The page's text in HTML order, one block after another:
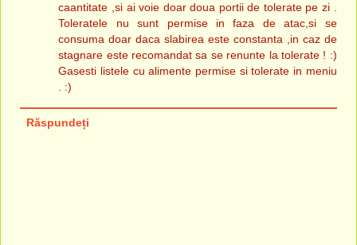
caantitate ,si ai voie doar doua portii de tolerate pe zi .
Toleratele nu sunt permise in faza de atac,si se
consuma doar daca slabirea este constanta ,in caz de
stagnare este recomandat sa se renunte la tolerate ! :)
Gasesti listele cu alimente permise si tolerate in meniu
. :)
Răspundeți